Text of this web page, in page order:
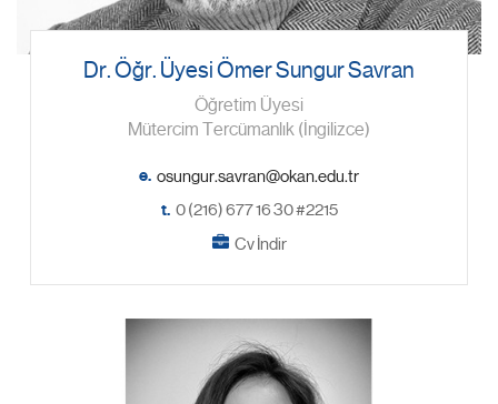
Dr. Öğr. Üyesi Ömer Sungur Savran
Öğretim Üyesi
Mütercim Tercümanlık (İngilizce)
e.
t. 0 (216) 677 16 30 #2215
Cv İndir